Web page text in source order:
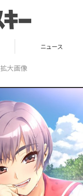
ニュース
拡大画像